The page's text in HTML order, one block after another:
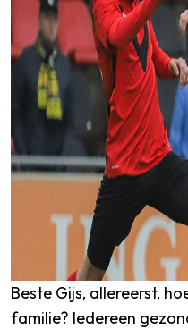
Beste Gijs, allereerst,
familie? Iedereen